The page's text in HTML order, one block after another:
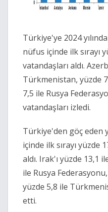
Türkiye'ye 2024
nüfus içinde ilk sırayı
vatandaşları aldı.
Türkmenistan, yüzde
7,5 ile Rusya
vatandaşları izledi.
Türkiye'den göç eden
içinde ilk sırayı yüzde
aldı. Irak'ı yüzde 13,1
ile Rusya
yüzde 5,8 ile
etti.